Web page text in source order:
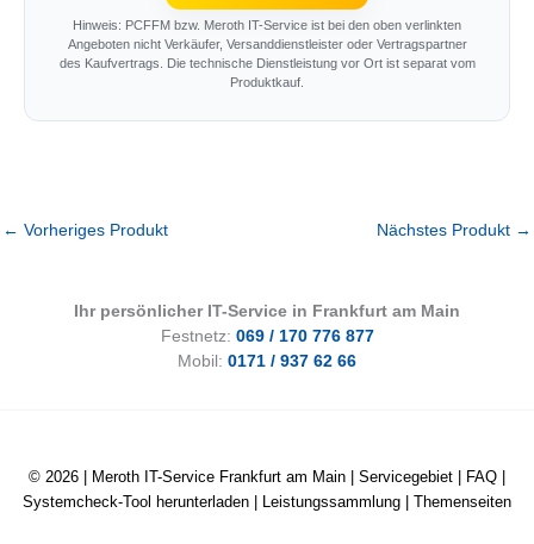
Hinweis: PCFFM bzw. Meroth IT-Service ist bei den oben verlinkten
Angeboten nicht Verkäufer, Versanddienstleister oder Vertragspartner
des Kaufvertrags. Die technische Dienstleistung vor Ort ist separat vom
Produktkauf.
← Vorheriges Produkt Nächstes Produkt →
Ihr persönlicher IT-Service in Frankfurt am Main
Festnetz: 069 / 170 776 877
Mobil: 0171 / 937 62 66
© 2026 | Meroth IT-Service Frankfurt am Main Servicegebiet FAQ
Systemcheck-Tool herunterladen
Leistungssammlung Themenseiten